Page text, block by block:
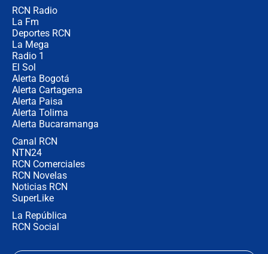
RCN Radio
La Fm
Deportes RCN
La Mega
Radio 1
El Sol
Alerta Bogotá
Alerta Cartagena
Alerta Paisa
Alerta Tolima
Alerta Bucaramanga
Canal RCN
NTN24
RCN Comerciales
RCN Novelas
Noticias RCN
SuperLike
La República
RCN Social